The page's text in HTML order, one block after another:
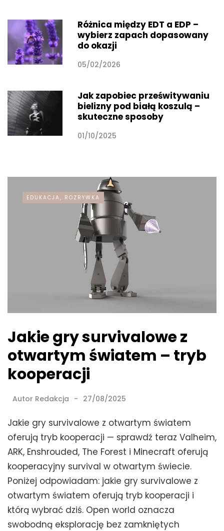
Różnica między EDT a EDP –
wybierz zapach dopasowany
do okazji
05/02/2026
Jak zapobiec prześwitywaniu
bielizny pod białą koszulą –
skuteczne sposoby
01/10/2025
EDUKACJA, ROZRYWKA
Jakie gry survivalowe z
otwartym światem – tryb
kooperacji
Autor Redakcja 27/08/2025
Jakie gry survivalowe z otwartym światem
oferują tryb kooperacji — sprawdź teraz Valheim,
ARK, Enshrouded, The Forest i Minecraft oferują
kooperacyjny survival w otwartym świecie.
Poniżej odpowiadam: jakie gry survivalowe z
otwartym światem oferują tryb kooperacji i
którą wybrać dziś. Open world oznacza
swobodną eksplorację bez zamkniętych